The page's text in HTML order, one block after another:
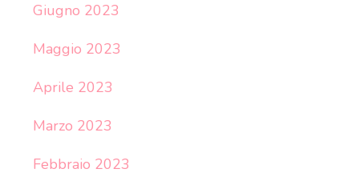
Giugno 2023
Maggio 2023
Aprile 2023
Marzo 2023
Febbraio 2023